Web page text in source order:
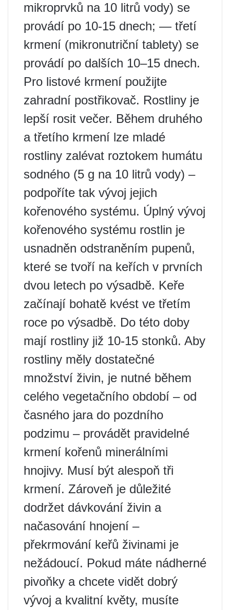
mikroprvků na 10 litrů vody) se
provádí po 10-15 dnech; — třetí
krmení (mikronutriční tablety) se
provádí po dalších 10–15 dnech.
Pro listové krmení použijte
zahradní postřikovač. Rostliny je
lepší rosit večer. Během druhého
a třetího krmení lze mladé
rostliny zalévat roztokem humátu
sodného (5 g na 10 litrů vody) –
podpoříte tak vývoj jejich
kořenového systému. Úplný vývoj
kořenového systému rostlin je
usnadněn odstraněním pupenů,
které se tvoří na keřích v prvních
dvou letech po výsadbě. Keře
začínají bohatě kvést ve třetím
roce po výsadbě. Do této doby
mají rostliny již 10-15 stonků. Aby
rostliny měly dostatečné
množství živin, je nutné během
celého vegetačního období – od
časného jara do pozdního
podzimu – provádět pravidelné
krmení kořenů minerálními
hnojivy. Musí být alespoň tři
krmení. Zároveň je důležité
dodržet dávkování živin a
načasování hnojení –
překrmování keřů živinami je
nežádoucí. Pokud máte nádherné
pivoňky a chcete vidět dobrý
vývoj a kvalitní květy, musíte